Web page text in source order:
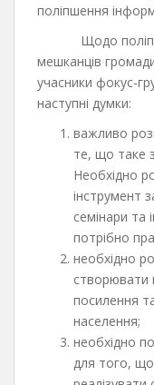
поліпшення
Щодо
мешканців
учасники фокус-
наступні думки:
важливо
те, що таке
Необхідно
інструмент
семінари та
потрібно
необхідно
створювати
посилення та
населення;
необхідно
для того,